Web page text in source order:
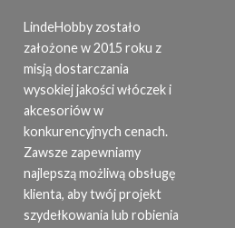
LindeHobby zostało
założone w 2015 roku z
misją dostarczania
wysokiej jakości włóczek i
akcesoriów w
konkurencyjnych cenach.
Zawsze zapewniamy
najlepszą możliwą obsługę
klienta, aby twój projekt
szydełkowania lub robienia